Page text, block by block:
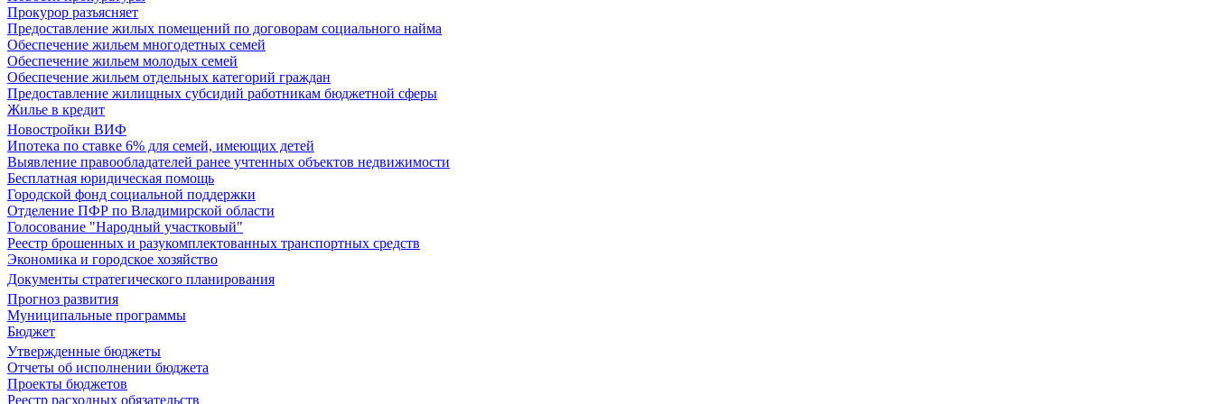
Прокурор разъясняет
Предоставление жилых помещений по договорам социального найма
Обеспечение жильем многодетных семей
Обеспечение жильем молодых семей
Обеспечение жильем отдельных категорий граждан
Предоставление жилищных субсидий работникам бюджетной сферы
Жилье в кредит
Новостройки ВИФ
Ипотека по ставке 6% для семей, имеющих детей
Выявление правообладателей ранее учтенных объектов недвижимости
Бесплатная юридическая помощь
Городской фонд социальной поддержки
Отделение ПФР по Владимирской области
Голосование "Народный участковый"
Реестр брошенных и разукомплектованных транспортных средств
Экономика и городское хозяйство
Документы стратегического планирования
Прогноз развития
Муниципальные программы
Бюджет
Утвержденные бюджеты
Отчеты об исполнении бюджета
Проекты бюджетов
Реестр расходных обязательств